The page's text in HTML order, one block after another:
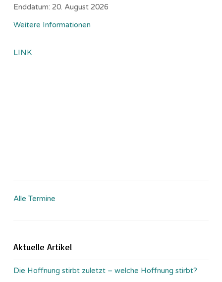
Enddatum: 20. August 2026
Weitere Informationen
LINK
Alle Termine
Aktuelle Artikel
Die Hoffnung stirbt zuletzt – welche Hoffnung stirbt?